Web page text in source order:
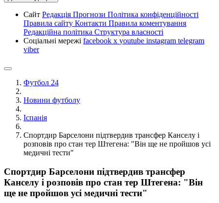
Сайт Редакція Прогнози Політика конфіденційності
Правила сайту Контакти Правила коментування
Редакційна політика Структура власності
Соціальні мережі facebook x youtube instagram telegram
viber
Футбол 24
Новини футболу
Іспанія
Спортдир Барселони підтвердив трансфер Канселу і
розповів про стан тер Штегена: "Він ще не пройшов усі
медичні тести"
Спортдир Барселони підтвердив трансфер
Канселу і розповів про стан тер Штегена: "Він
ще не пройшов усі медичні тести"